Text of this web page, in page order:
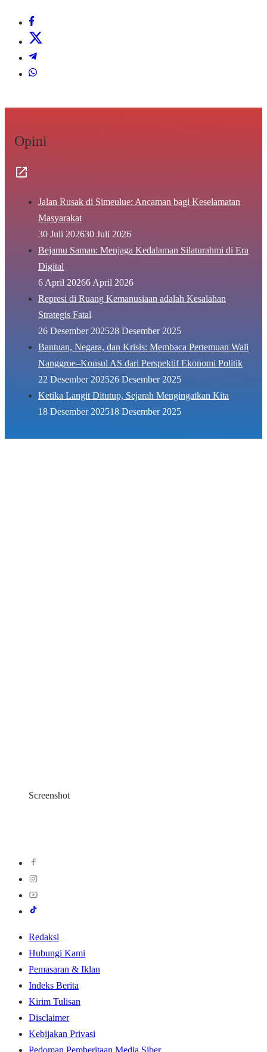
Opini
Jalan Rusak di Simeulue: Ancaman bagi Keselamatan
Masyarakat
30 Juli 202630 Juli 2026
Bejamu Saman: Menjaga Kedalaman Silaturahmi di Era
Digital
6 April 20266 April 2026
Represi di Ruang Kemanusiaan adalah Kesalahan
Strategis Fatal
26 Desember 202528 Desember 2025
Bantuan, Negara, dan Krisis: Membaca Pertemuan Wali
Nanggroe–Konsul AS dari Perspektif Ekonomi Politik
22 Desember 202526 Desember 2025
Ketika Langit Ditutup, Sejarah Mengingatkan Kita
18 Desember 202518 Desember 2025
Screenshot
Redaksi
Hubungi Kami
Pemasaran & Iklan
Indeks Berita
Kirim Tulisan
Disclaimer
Kebijakan Privasi